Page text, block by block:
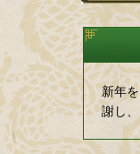
新年
謝し